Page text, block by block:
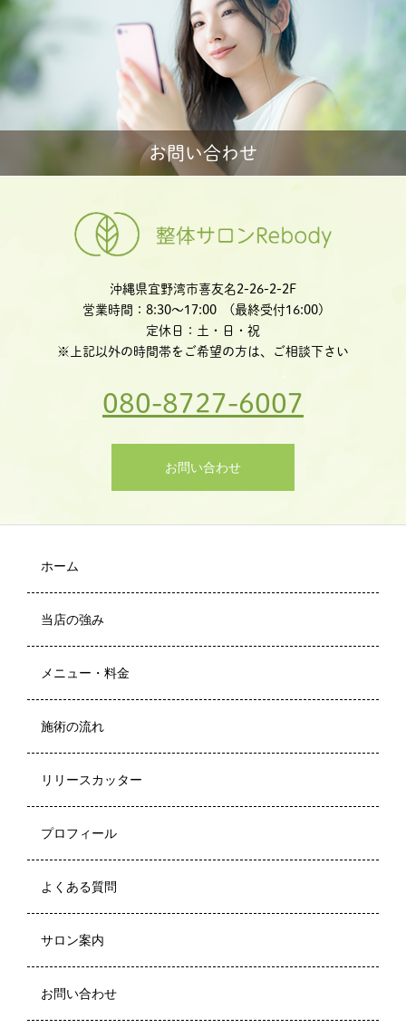
お問い合わせ
沖縄県宜野湾市喜友名2-26-2-2F
営業時間：8:30〜17:00 (最終受付16:00)
定休日：土・日・祝
※上記以外の時間帯をご希望の方は、ご相談下さい
080-8727-6007
お問い合わせ
ホーム
当店の強み
メニュー・料金
施術の流れ
リリースカッター
プロフィール
よくある質問
サロン案内
お問い合わせ